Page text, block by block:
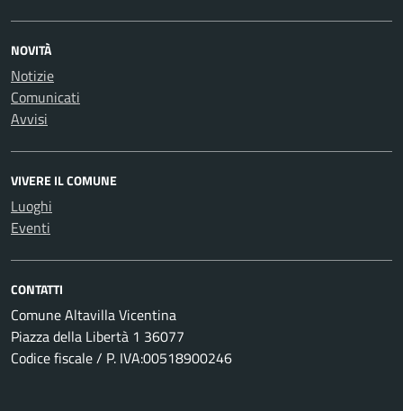
NOVITÀ
Notizie
Comunicati
Avvisi
VIVERE IL COMUNE
Luoghi
Eventi
CONTATTI
Comune Altavilla Vicentina
Piazza della Libertà 1 36077
Codice fiscale / P. IVA:00518900246